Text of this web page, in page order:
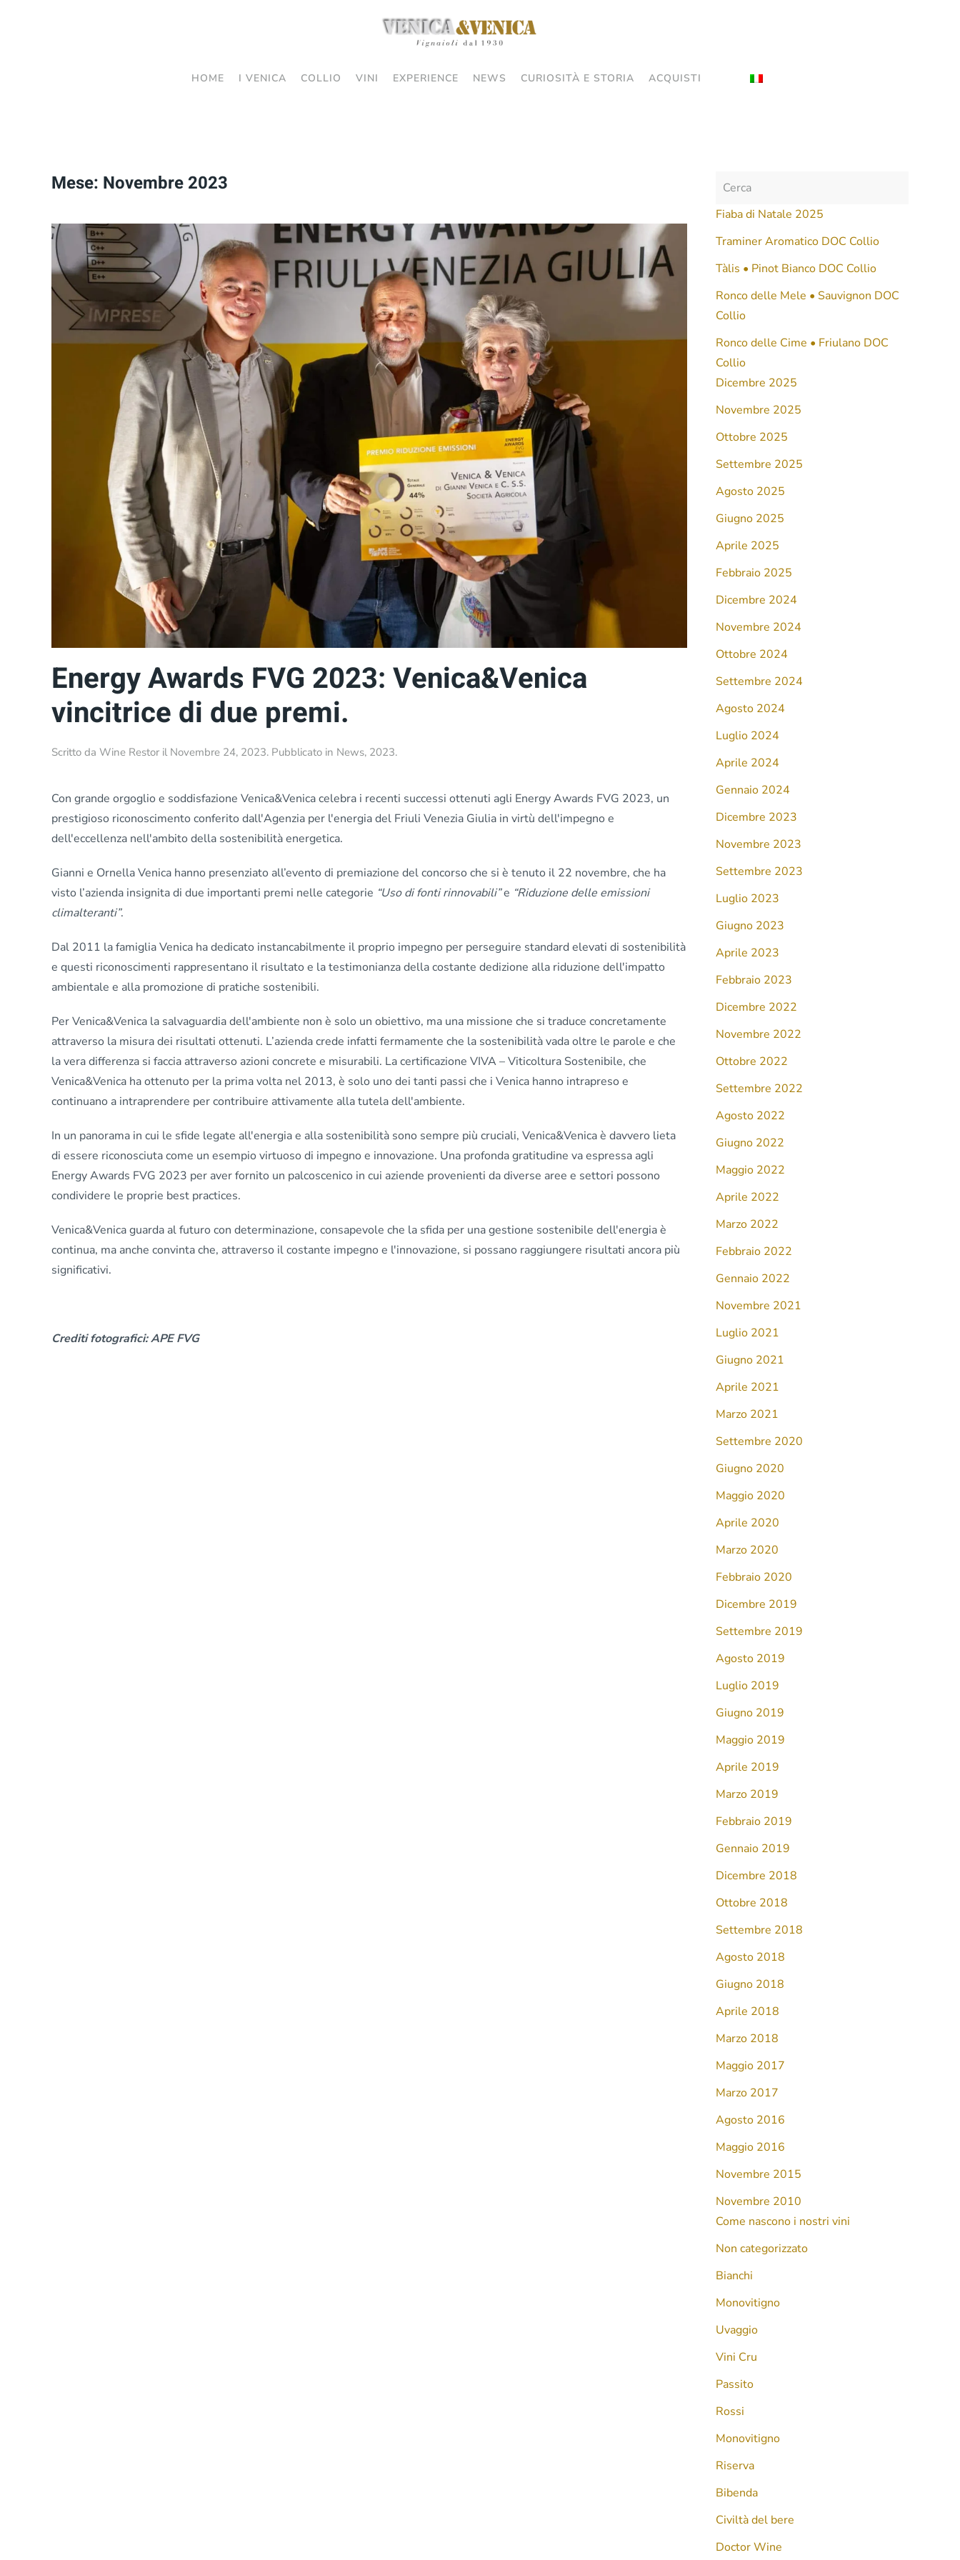
HOME I VENICA COLLIO VINI EXPERIENCE NEWS CURIOSITÀ E STORIA ACQUISTI
Mese: Novembre 2023
Energy Awards FVG 2023: Venica&Venica
vincitrice di due premi.
Scritto da Wine Restor il Novembre 24, 2023. Pubblicato in News, 2023.
Con grande orgoglio e soddisfazione Venica&Venica celebra i recenti successi ottenuti agli Energy Awards FVG 2023, un
prestigioso riconoscimento conferito dall'Agenzia per l'energia del Friuli Venezia Giulia in virtù dell'impegno e
dell'eccellenza nell'ambito della sostenibilità energetica.
Gianni e Ornella Venica hanno presenziato all’evento di premiazione del concorso che si è tenuto il 22 novembre, che ha
visto l’azienda insignita di due importanti premi nelle categorie “Uso di fonti rinnovabili”e “Riduzione delle emissioni
climalteranti”.
Dal 2011 la famiglia Venica ha dedicato instancabilmente il proprio impegno per perseguire standard elevati di sostenibilità
e questi riconoscimenti rappresentano il risultato e la testimonianza della costante dedizione alla riduzione dell'impatto
ambientale e alla promozione di pratiche sostenibili.
Per Venica&Venica la salvaguardia dell'ambiente non è solo un obiettivo, ma una missione che si traduce concretamente
attraverso la misura dei risultati ottenuti. L’azienda crede infatti fermamente che la sostenibilità vada oltre le parole e che
la vera differenza si faccia attraverso azioni concrete e misurabili. La certificazione VIVA – Viticoltura Sostenibile, che
Venica&Venica ha ottenuto per la prima volta nel 2013, è solo uno dei tanti passi che i Venica hanno intrapreso e
continuano a intraprendere per contribuire attivamente alla tutela dell'ambiente.
In un panorama in cui le sfide legate all'energia e alla sostenibilità sono sempre più cruciali, Venica&Venica è davvero lieta
di essere riconosciuta come un esempio virtuoso di impegno e innovazione. Una profonda gratitudine va espressa agli
Energy Awards FVG 2023 per aver fornito un palcoscenico in cui aziende provenienti da diverse aree e settori possono
condividere le proprie best practices.
Venica&Venica guarda al futuro con determinazione, consapevole che la sfida per una gestione sostenibile dell'energia è
continua, ma anche convinta che, attraverso il costante impegno e l'innovazione, si possano raggiungere risultati ancora più
significativi.
Crediti fotografici: APE FVG
Fiaba di Natale 2025
Traminer Aromatico DOC Collio
Tàlis • Pinot Bianco DOC Collio
Ronco delle Mele • Sauvignon DOC
Collio
Ronco delle Cime • Friulano DOC
Collio
Dicembre 2025
Novembre 2025
Ottobre 2025
Settembre 2025
Agosto 2025
Giugno 2025
Aprile 2025
Febbraio 2025
Dicembre 2024
Novembre 2024
Ottobre 2024
Settembre 2024
Agosto 2024
Luglio 2024
Aprile 2024
Gennaio 2024
Dicembre 2023
Novembre 2023
Settembre 2023
Luglio 2023
Giugno 2023
Aprile 2023
Febbraio 2023
Dicembre 2022
Novembre 2022
Ottobre 2022
Settembre 2022
Agosto 2022
Giugno 2022
Maggio 2022
Aprile 2022
Marzo 2022
Febbraio 2022
Gennaio 2022
Novembre 2021
Luglio 2021
Giugno 2021
Aprile 2021
Marzo 2021
Settembre 2020
Giugno 2020
Maggio 2020
Aprile 2020
Marzo 2020
Febbraio 2020
Dicembre 2019
Settembre 2019
Agosto 2019
Luglio 2019
Giugno 2019
Maggio 2019
Aprile 2019
Marzo 2019
Febbraio 2019
Gennaio 2019
Dicembre 2018
Ottobre 2018
Settembre 2018
Agosto 2018
Giugno 2018
Aprile 2018
Marzo 2018
Maggio 2017
Marzo 2017
Agosto 2016
Maggio 2016
Novembre 2015
Novembre 2010
Come nascono i nostri vini
Non categorizzato
Bianchi
Monovitigno
Uvaggio
Vini Cru
Passito
Rossi
Monovitigno
Riserva
Bibenda
Civiltà del bere
Doctor Wine